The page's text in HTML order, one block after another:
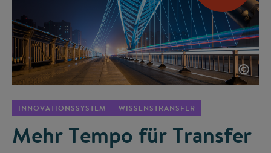
©
INNOVATIONSSYSTEM WISSENSTRANSFER
Mehr Tempo für Transfer